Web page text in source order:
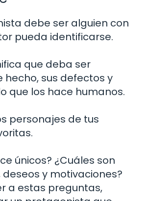
debe ser alguien con
pueda identificarse.
que deba ser
hecho, sus defectos y
que los hace humanos.
personajes de tus
únicos? ¿Cuáles son
deseos y motivaciones?
a estas preguntas,